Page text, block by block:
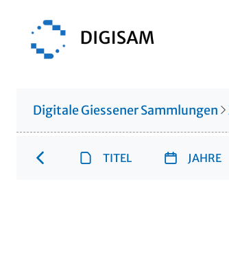
Digitale Giessener Sammlungen
TITEL JAHRE